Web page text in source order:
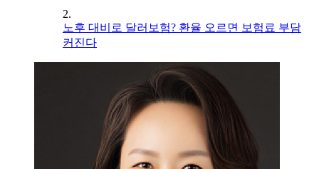
2.
노후 대비로 달러보험? 환율 오르면 보험료 부담
커진다